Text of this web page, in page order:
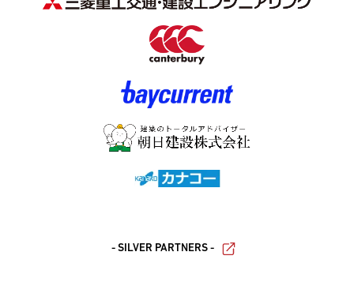
- SILVER PARTNERS -